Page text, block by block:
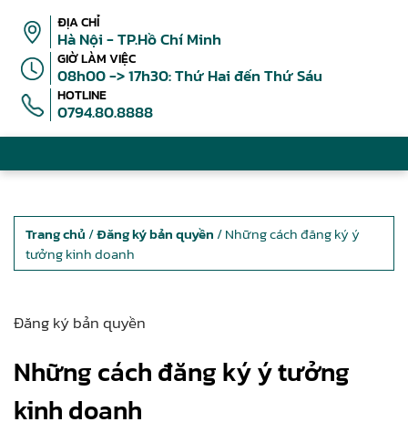
ĐỊA CHỈ
Hà Nội - TP.Hồ Chí Minh
GIỜ LÀM VIỆC
08h00 -> 17h30: Thứ Hai đến Thứ Sáu
HOTLINE
0794.80.8888
Trang chủ /Đăng ký bản quyền / Những cách đăng ký ý
tưởng kinh doanh
Đăng ký bản quyền
Những cách đăng ký ý tưởng
kinh doanh